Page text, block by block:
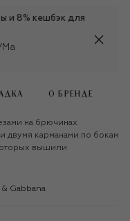
и 8% кешбэк для
О БРЕНДЕ
на брючинах
двумя карманами по бокам
вышили
& Gabbana